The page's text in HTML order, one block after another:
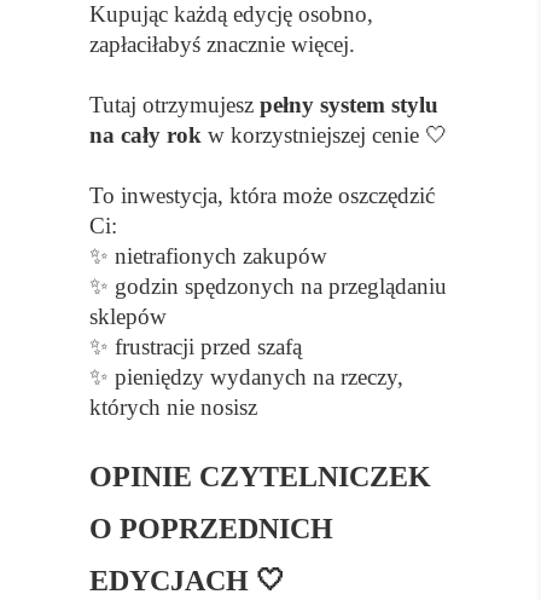
Kupując każdą edycję osobno,
zapłaciłabyś znacznie więcej.
Tutaj otrzymujesz pełny system stylu
na cały rok w korzystniejszej cenie 🤍
To inwestycja, która może oszczędzić
Ci:
✨ nietrafionych zakupów
✨ godzin spędzonych na przeglądaniu
sklepów
✨ frustracji przed szafą
✨ pieniędzy wydanych na rzeczy,
których nie nosisz
OPINIE CZYTELNICZEK
O POPRZEDNICH
EDYCJACH 🤍